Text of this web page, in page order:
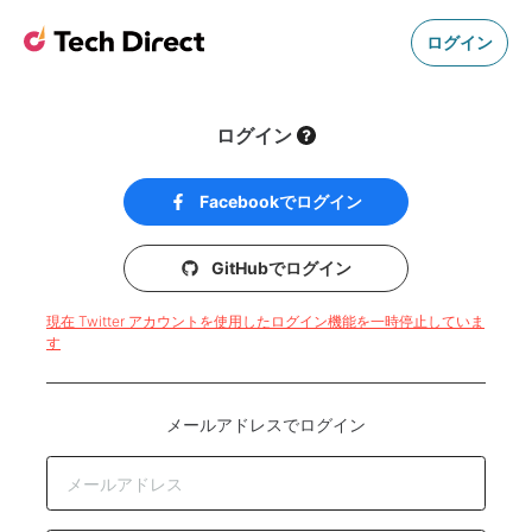
ログイン
ログイン
Facebookでログイン
GitHubでログイン
現在 Twitter アカウントを使用したログイン機能を一時停止していま
す
メールアドレスでログイン